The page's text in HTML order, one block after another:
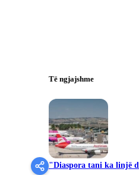
Të ngjajshme
"Diaspora tani ka linjë